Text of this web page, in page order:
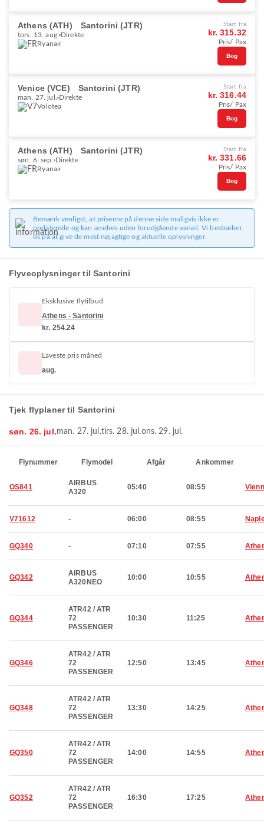
Athens (ATH) Santorini (JTR)
tors. 13. aug. Direkte
Ryanair
Start fra
kr. 315.32
Pris/ Pax
Bog
Venice (VCE) Santorini (JTR)
man. 27. jul.
Direkte
Volotea
Start fra
kr. 316.44
Pris/ Pax
Bog
Athens (ATH) Santorini (JTR)
søn. 6. sep. Direkte
Ryanair
Start fra
kr. 331.66
Pris/ Pax
Bog
Bemærk venligst, at priserne på denne side muligvis ikke er
opdaterede og kan ændres uden forudgående varsel. Vi bestræber
os på at give de mest nøjagtige og aktuelle oplysninger.
Flyveoplysninger til Santorini
Eksklusive flytilbud
Athens - Santorini
kr. 254.24
Laveste pris måned
aug.
Tjek flyplaner til Santorini
søn. 26. jul.man. 27. jul.tirs. 28. jul.ons. 29. jul.
Flynummer Flymodel Afgår Ankommer
OS841
AIRBUS
A320
05:40 08:55
V71612 - 06:00 08:55
GQ340 - 07:10 07:55
GQ342
AIRBUS
A320NEO
10:00 10:55
GQ344
ATR42 / ATR
72
PASSENGER
10:30 11:25
GQ346
ATR42 / ATR
72
PASSENGER
12:50 13:45
GQ348
ATR42 / ATR
72
PASSENGER
13:30 14:25
GQ350
ATR42 / ATR
72
PASSENGER
14:00 14:55
GQ352
ATR42 / ATR
72
PASSENGER
16:30 17:25